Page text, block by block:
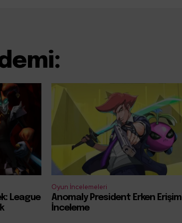
League
Oyun İncelemeleri
Anomaly President Erken Erişim
İnceleme